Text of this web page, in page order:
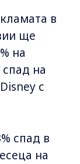
в
ще
на
на
с
спад в
на